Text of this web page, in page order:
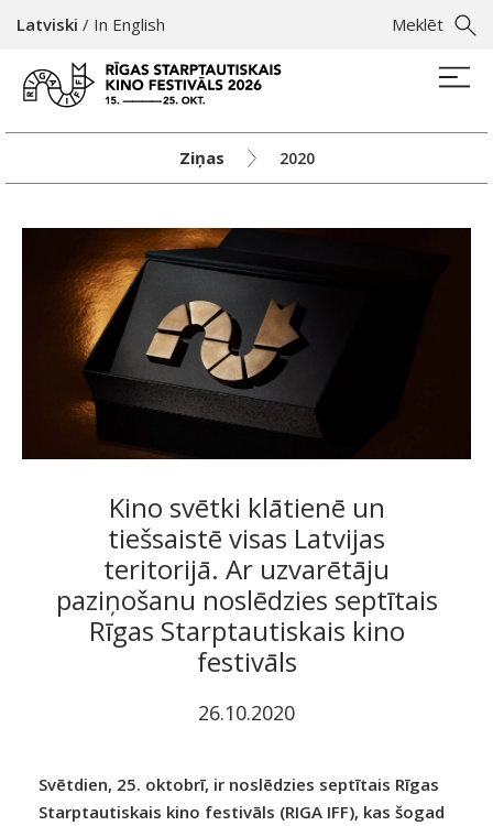
Meklēt
Latviski / In English
Ziņas 2020
Kino svētki klātienē un
tiešsaistē visas Latvijas
teritorijā. Ar uzvarētāju
paziņošanu noslēdzies septītais
Rīgas Starptautiskais kino
festivāls
26.10.2020
Svētdien, 25. oktobrī, ir noslēdzies septītais Rīgas
Starptautiskais kino festivāls (RIGA IFF), kas šogad